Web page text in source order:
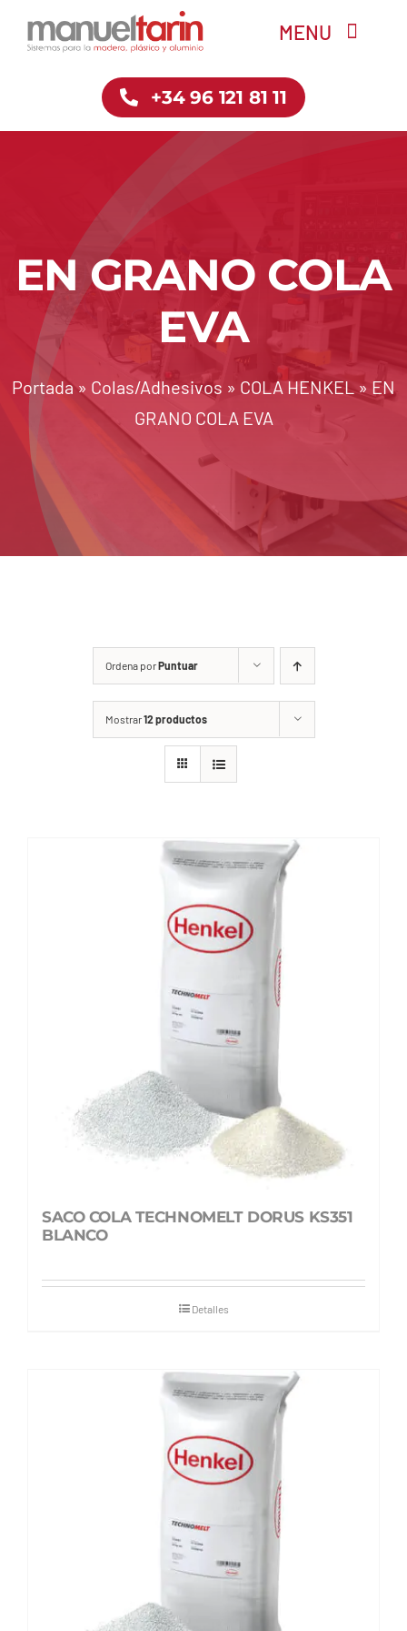
MENU
Servicios
Contacto
+34 96 121 81 11
EN GRANO COLA
EVA
Portada» Colas/Adhesivos » COLA HENKEL» EN
GRANO COLA EVA
Ordena porPuntuar
Mostrar12 productos
SACO COLA TECHNOMELT DORUS KS351
BLANCO
Detalles